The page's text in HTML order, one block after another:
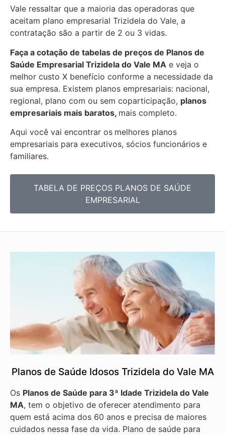
Vale ressaltar que a maioria das operadoras que
aceitam plano empresarial Trizidela do Vale, a
contratação são a partir de 2 ou 3 vidas.
Faça a cotação de tabelas de preços de Planos de
Saúde Empresarial Trizidela do Vale MA e veja o
melhor custo X benefício conforme a necessidade da
sua empresa. Existem planos empresariais: nacional,
regional, plano com ou sem coparticipação, planos
empresariais mais baratos, mais completo.
Aqui você vai encontrar os melhores planos
empresariais para executivos, sócios funcionários e
familiares.
TABELA DE PREÇOS PLANOS DE SAÚDE
EMPRESARIAL
Planos de Saúde Idosos Trizidela do Vale MA
Os Planos de Saúde para 3ª Idade Trizidela do Vale
MA, tem o objetivo de oferecer atendimento para
quem está acima dos 60 anos e precisa de maiores
cuidados nessa fase da vida. Plano de saúde para